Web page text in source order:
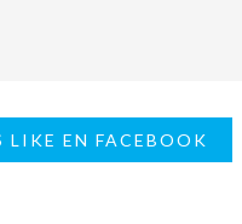
LIKE EN FACEBOOK